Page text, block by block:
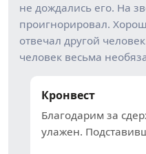
не дождались его. На
проигнорировал.
отвечал другой
человек весьма
Кронвест
Благодарим за
улажен.